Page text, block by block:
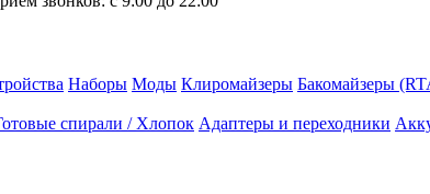
Наборы Моды Клиромайзеры Бакомайзеры
спирали / Хлопок Адаптеры и переходники